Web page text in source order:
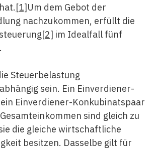
[1]Um dem Gebot der
nachzukommen, erfüllt die
[2] im Idealfall fünf
Steuerbelastung
sein. Ein Einverdiener-
Einverdiener-Konkubinatspaar
sind gleich zu
die gleiche wirtschaftliche
besitzen. Dasselbe gilt für